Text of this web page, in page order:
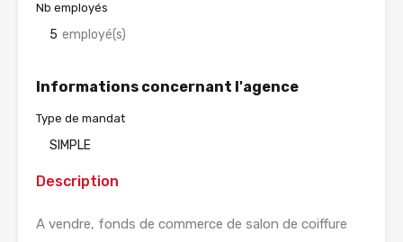
Nb employés
5 employé(s)
Informations concernant l'agence
Type de mandat
SIMPLE
Description
A vendre, fonds de commerce de salon de coiffure